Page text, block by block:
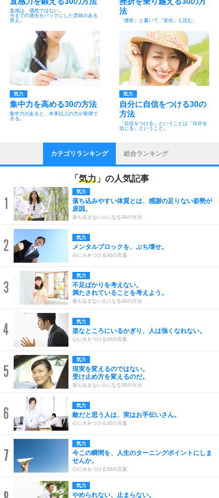
直感は、偶然ではない。
今までの過去をバックにした意味のある
答え。
法
「挫折」と書いて「栄光」と読む。
気力
集中力を高める30の方法
集中力があると、本来以上の力が発揮で
きる。
気力
自分に自信をつける30の
方法
「自信をつける」ということは「自分を
信じる」ということ。
カテゴリランキング 総合ランキング
「 気力 」の人気記事
1
気力
落ち込みやすい体質とは、感謝の足りない姿勢が
原因。
落ち込まない人になる30の方法
2 気力
メンタルブロックを、ぶち壊せ。
心に火をつける30の言葉
3
気力
不足ばかりを考えない。
満たされていることを考えよう。
落ち込まない人になる30の方法
4 気力
楽なところにいるかぎり、人は強くなれない。
心に火をつける30の言葉
5
気力
現実を変えるのではない。
受け止め方を変えるのだ。
落ち込まない人になる30の方法
6 気力
敵だと思う人は、実はお手伝いさん。
心に火をつける30の言葉
7
気力
今この瞬間を、人生のターニングポイントにしま
せんか。
心に火をつける30の言葉
気力
やめられない、止まらない。